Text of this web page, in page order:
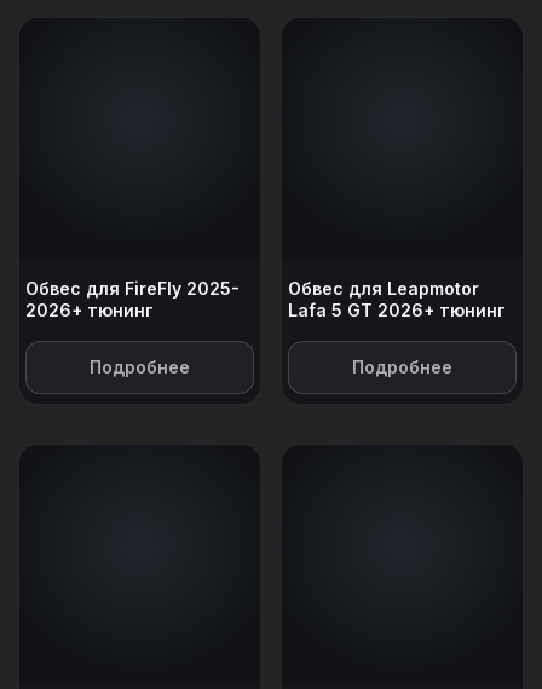
Обвес для FireFly 2025-
2026+ тюнинг
Подробнее
Обвес для Leapmotor
Lafa 5 GT 2026+ тюнинг
Подробнее